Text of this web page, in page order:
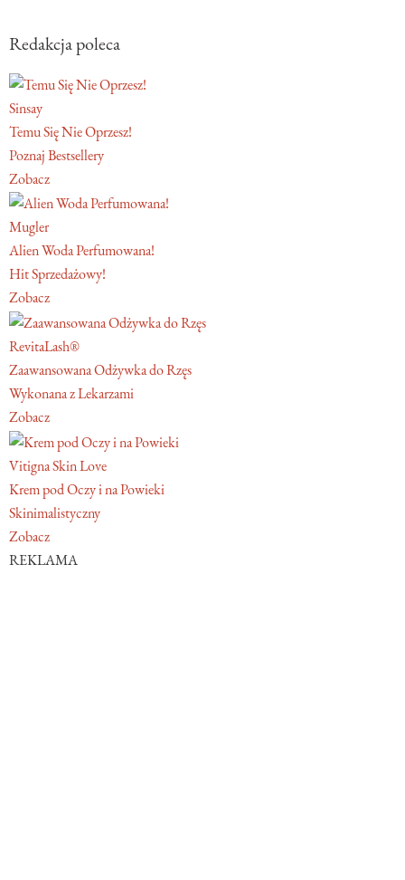
Redakcja poleca
Sinsay
Temu Się Nie Oprzesz!
Poznaj Bestsellery
Zobacz
Mugler
Alien Woda Perfumowana!
Hit Sprzedażowy!
Zobacz
RevitaLash®
Zaawansowana Odżywka do Rzęs
Wykonana z Lekarzami
Zobacz
Vitigna Skin Love
Krem pod Oczy i na Powieki
Skinimalistyczny
Zobacz
REKLAMA